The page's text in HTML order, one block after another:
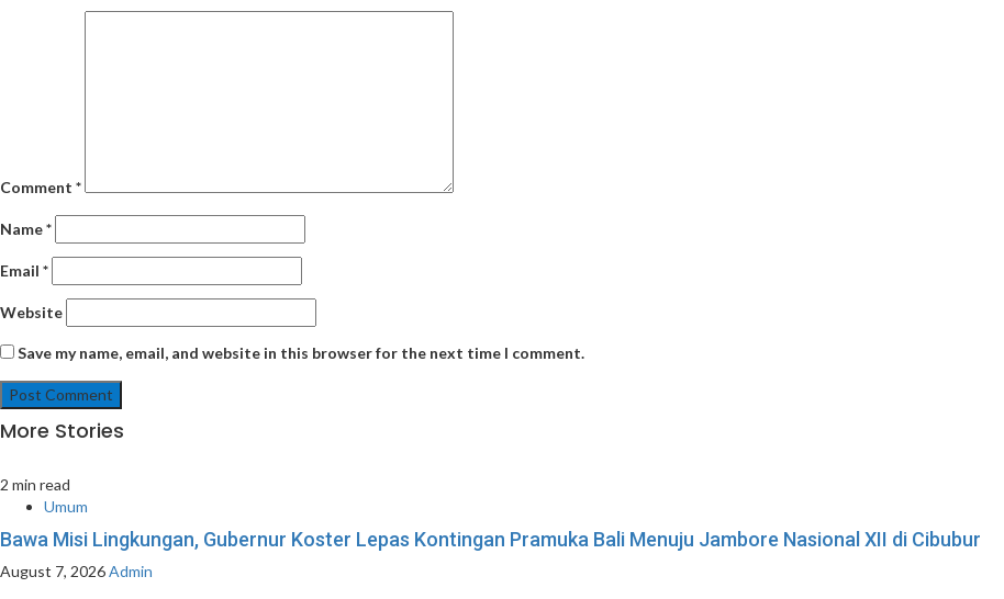
Comment *
Name*
Email *
Website
Save my name, email, and website in this browser for the next time I comment.
More Stories
2 min read
Umum
Bawa Misi Lingkungan, Gubernur Koster Lepas Kontingan Pramuka Bali Menuju Jambore Nasional XII di Cibubur
August 7, 2026Admin